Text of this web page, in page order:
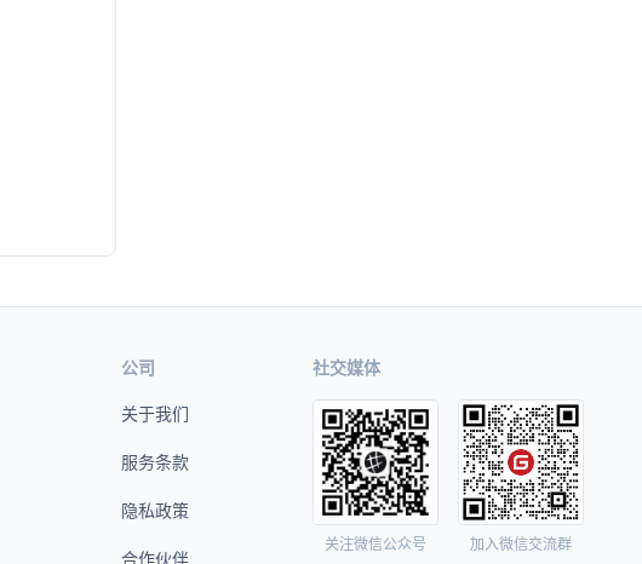
公司
关于我们
服务条款
隐私政策
合作伙伴
社交媒体
关注微信公众号 加入微信交流群